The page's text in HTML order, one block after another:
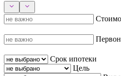
Срок ипотеки
Цель